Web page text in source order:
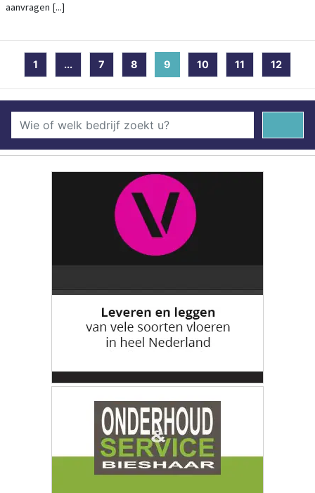
aanvragen [...]
1 ... 7 8 9 (current)
10 11 12